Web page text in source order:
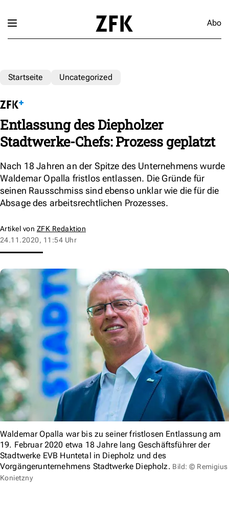
Abo
Startseite Uncategorized
Entlassung des Diepholzer
Stadtwerke-Chefs: Prozess geplatzt
Nach 18 Jahren an der Spitze des Unternehmens wurde
Waldemar Opalla fristlos entlassen. Die Gründe für
seinen Rausschmiss sind ebenso unklar wie die für die
Absage des arbeitsrechtlichen Prozesses.
Artikel von ZFK Redaktion
24.11.2020, 11:54 Uhr
Waldemar Opalla war bis zu seiner fristlosen Entlassung am
19. Februar 2020 etwa 18 Jahre lang Geschäftsführer der
Stadtwerke EVB Huntetal in Diepholz und des
Vorgängerunternehmens Stadtwerke Diepholz. Bild: © Remigius
Konietzny